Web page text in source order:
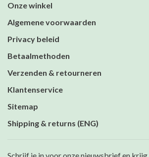
Onze winkel
Algemene voorwaarden
Privacy beleid
Betaalmethoden
Verzenden & retourneren
Klantenservice
Sitemap
Shipping & returns (ENG)